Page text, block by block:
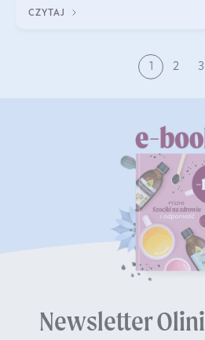
CZYTAJ
1 2 3
Newsletter Olini